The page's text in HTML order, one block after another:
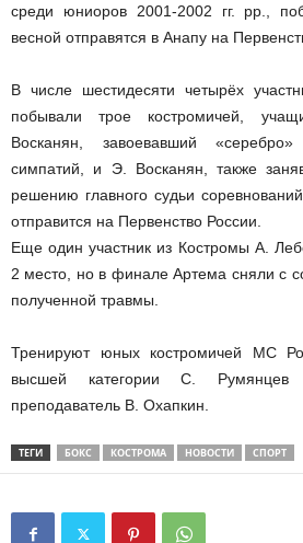
среди юниоров 2001-2002 гг. рр.,
весной отправятся в Анапу на
В числе шестидесяти четырёх
побывали трое костромичей,
Восканян, завоевавший
симпатий, и Э. Восканян, также
решению главного судьи
отправится на Первенство России.
Еще один участник из Костромы А.
2 место, но в финале Артема сняли с
полученной травмы.
Тренируют юных костромичей МС
высшей категории С.
преподаватель В. Охапкин.
ТЕГИ БОКС КОСТРОМА НОВОСТИ СПОРТ